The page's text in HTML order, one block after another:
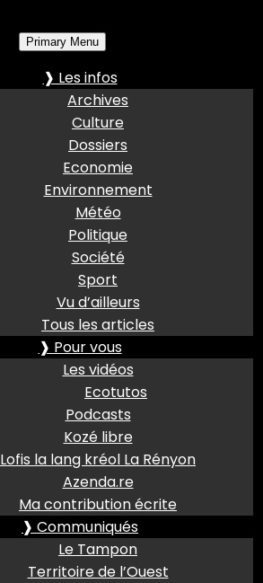
Primary Menu
❱ Les infos
Archives
Culture
Dossiers
Economie
Environnement
Météo
Politique
Société
Sport
Vu d’ailleurs
Tous les articles
❱ Pour vous
Les vidéos
Ecotutos
Podcasts
Kozé libre
Lofis la lang kréol La Rényon
Azenda.re
Ma contribution écrite
❱ Communiqués
Le Tampon
Territoire de l’Ouest